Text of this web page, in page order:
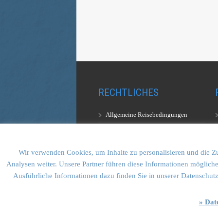
RECHTLICHES
Allgemeine Reisebedingungen
Datenschutzerklärung
Wir verwenden Cookies, um Inhalte zu personalisieren und die
Analysen weiter. Unsere Partner führen diese Informationen
Ausführliche Informationen dazu finden Sie in unserer
»